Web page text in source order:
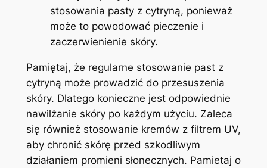
stosowania pasty z cytryną, ponieważ
może to ⁤powodować pieczenie i
zaczerwienienie⁣ skóry.
Pamiętaj, że regularne⁢ stosowanie past z​
cytryną może prowadzić do przesuszenia
skóry. Dlatego konieczne ⁤jest​ odpowiednie
nawilżanie⁣ skóry po każdym użyciu. Zaleca‍
się również stosowanie kremów z filtrem UV,‍
aby chronić skórę przed szkodliwym
działaniem promieni słonecznych. ⁢Pamietaj o